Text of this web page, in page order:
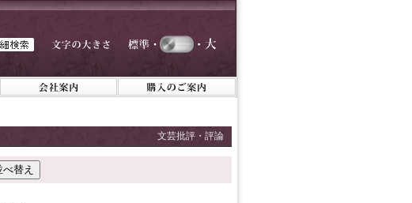
文芸批評・評論